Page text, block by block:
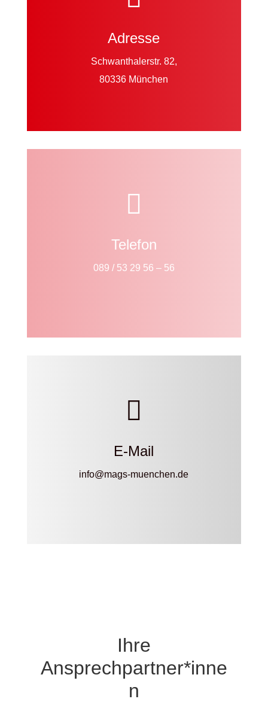
Adresse
Schwanthalerstr. 82,
80336 München

Telefon
089 / 53 29 56 – 56

E-Mail
info@mags-muenchen.de
Ihre
Ansprechpartner*inne
n